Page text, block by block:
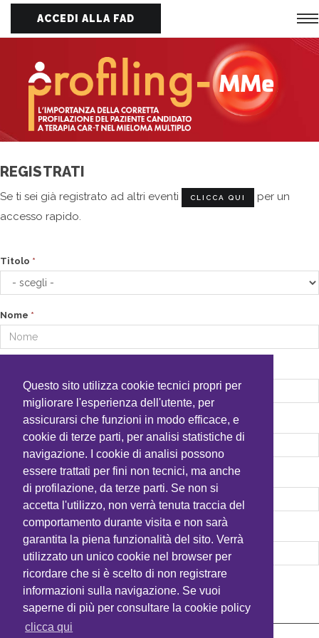
Questo sito utilizza cookie tecnici propri per
migliorare l'esperienza dell'utente, per
assicurarsi che funzioni in modo efficace, e
cookie di terze parti, per analisi statistiche di
navigazione. I cookie di analisi possono
essere trattati per fini non tecnici, ma anche
di profilazione, da terze parti. Se non si
accetta l'utilizzo, non verrà tenuta traccia del
comportamento durante visita e non sarà
garantita la piena funzionalità del sito. Verrà
utilizzato un unico cookie nel browser per
ricordare che si è scelto di non registrare
informazioni sulla navigazione. Se vuoi
saperne di più per consultare la cookie policy
clicca qui
ACCEDI ALLA FAD
REGISTRATI
Se ti sei già registrato ad altri eventi CLICCA QUI
per un
accesso rapido.
Titolo *
Nome *
Email*
Conferma Email*
Codice fiscale
AVANTI